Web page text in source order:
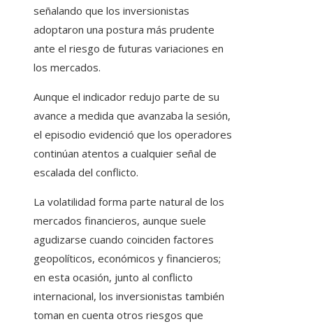
señalando que los inversionistas
adoptaron una postura más prudente
ante el riesgo de futuras variaciones en
los mercados.
Aunque el indicador redujo parte de su
avance a medida que avanzaba la sesión,
el episodio evidenció que los operadores
continúan atentos a cualquier señal de
escalada del conflicto.
La volatilidad forma parte natural de los
mercados financieros, aunque suele
agudizarse cuando coinciden factores
geopolíticos, económicos y financieros;
en esta ocasión, junto al conflicto
internacional, los inversionistas también
toman en cuenta otros riesgos que